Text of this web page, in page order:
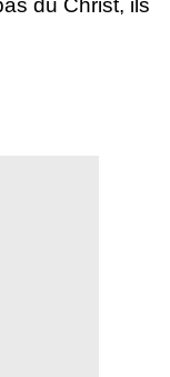
du Christ, ils